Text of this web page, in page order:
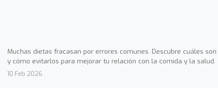
Muchas dietas fracasan por errores comunes. Descubre cuáles son
y cómo evitarlos para mejorar tu relación con la comida y la salud.
10 Feb 2026